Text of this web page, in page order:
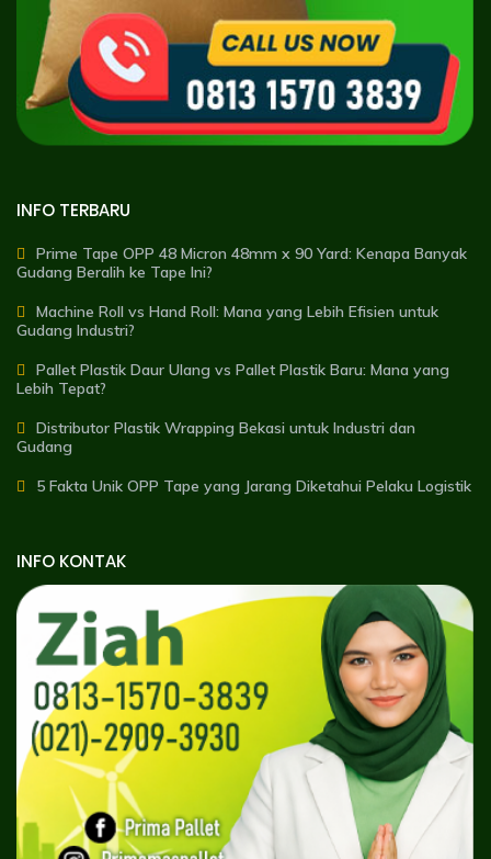
INFO TERBARU
Prime Tape OPP 48 Micron 48mm x 90 Yard: Kenapa Banyak
Gudang Beralih ke Tape Ini?
Machine Roll vs Hand Roll: Mana yang Lebih Efisien untuk
Gudang Industri?
Pallet Plastik Daur Ulang vs Pallet Plastik Baru: Mana yang
Lebih Tepat?
Distributor Plastik Wrapping Bekasi untuk Industri dan
Gudang
5 Fakta Unik OPP Tape yang Jarang Diketahui Pelaku Logistik
INFO KONTAK